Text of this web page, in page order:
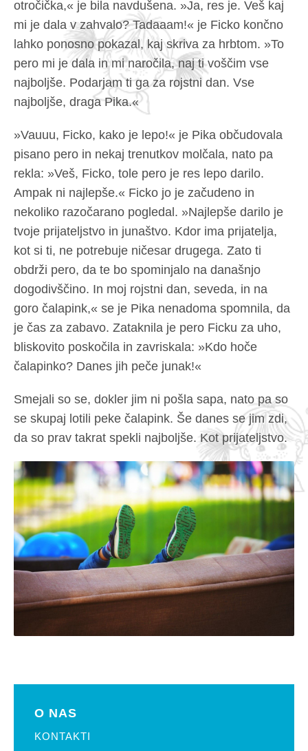
otročička,« je bila navdušena. »Ja, res je. Veš kaj
mi je dala v zahvalo? Tadaaam!« je Ficko končno
lahko ponosno pokazal, kaj skriva za hrbtom. »To
pero mi je dala in mi naročila, naj ti voščim vse
najboljše. Podarjam ti ga za rojstni dan. Vse
najboljše, draga Pika.«
»Vauuu, Ficko, kako je lepo!« je Pika občudovala
pisano pero in nekaj trenutkov molčala, nato pa
rekla: »Veš, Ficko, tole pero je res lepo darilo.
Ampak ni najlepše.« Ficko jo je začudeno in
nekoliko razočarano pogledal. »Najlepše darilo je
tvoje prijateljstvo in junaštvo. Kdor ima prijatelja,
kot si ti, ne potrebuje ničesar drugega. Zato ti
obdrži pero, da te bo spominjalo na današnjo
dogodivščino. In moj rojstni dan, seveda, in na
goro čalapink,« se je Pika nenadoma spomnila, da
je čas za zabavo. Zataknila je pero Ficku za uho,
bliskovito poskočila in zavriskala: »Kdo hoče
čalapinko? Danes jih peče junak!«
Smejali so se, dokler jim ni pošla sapa, nato pa so
se skupaj lotili peke čalapink. Še danes se jim zdi,
da so prav takrat spekli najboljše. Kot prijateljstvo.
O NAS
KONTAKTI